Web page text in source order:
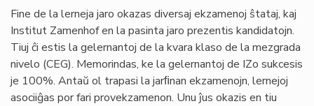
Fine de la lerneja jaro okazas diversaj ekzamenoj ŝtataj, kaj
Institut Zamenhof en la pasinta jaro prezentis kandidatojn.
Tiuj ĉi estis la gelernantoj de la kvara klaso de la mezgrada
nivelo (CEG). Memorindas, ke la gelernantoj de IZo sukcesis
je 100%. Antaŭ ol trapasi la jarﬁnan ekzamenojn, lernejoj
asociiĝas por fari provekzamenon. Unu ĵus okazis en tiu